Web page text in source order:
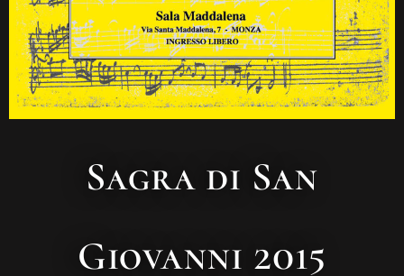
Sagra di San
Giovanni 2015